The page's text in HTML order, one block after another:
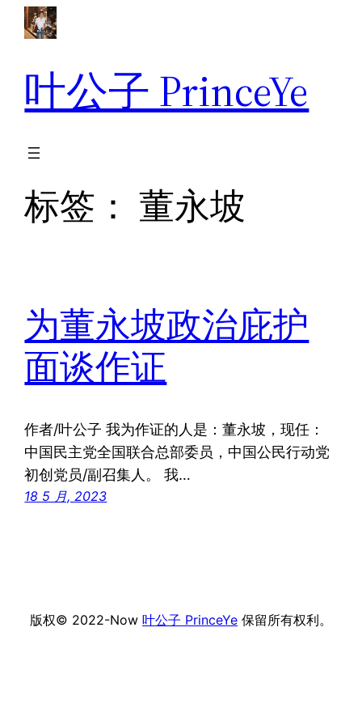
叶公子 PrinceYe
标签：董永坡
为董永坡政治庇护
面谈作证
作者/叶公子 我为作证的人是：董永坡，现任：
中国民主党全国联合总部委员，中国公民行动党
初创党员/副召集人。 我…
18 5 月, 2023
版权© 2022-Now 叶公子 PrinceYe 保留所有权利。